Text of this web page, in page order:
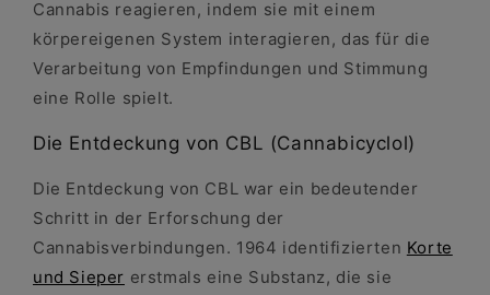
Cannabis reagieren, indem sie mit einem
körpereigenen System interagieren, das für die
Verarbeitung von Empfindungen und Stimmung
eine Rolle spielt.
Die Entdeckung von CBL (Cannabicyclol)
Die Entdeckung von CBL war ein bedeutender
Schritt in der Erforschung der
Cannabisverbindungen. 1964 identifizierten Korte
und Sieper erstmals eine Substanz, die sie